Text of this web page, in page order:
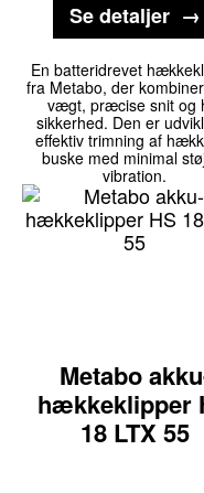
Se detaljer
Metabo
hækkeklipper
18 LTX 55
En batteridrevet
fra Metabo, der
vægt, præcise snit og
sikkerhed. Den er
effektiv trimning af
buske med minimal
vibration.